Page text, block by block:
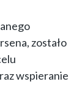
zostało
wspieranie